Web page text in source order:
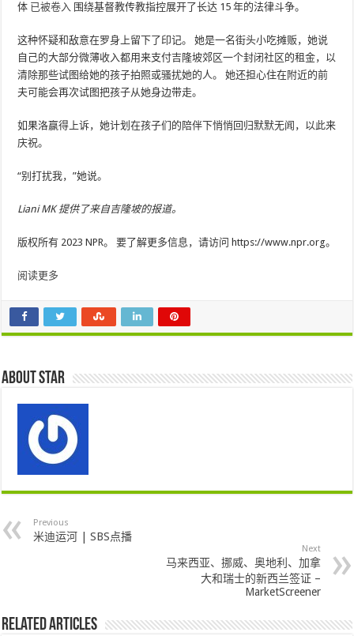
体 已被卷入 围绕基督教传教指控展开了长达 15 年的法律斗争。
这种怀疑和敌意在罗身上留下了印记。 她是一名街头小吃摊贩，她说
自己的大部分微薄收入都用来支付吉隆坡郊区一个封闭社区的租金，以
清除那些试图给她的孩子拍照或骚扰她的人。 她还担心住在附近的前
夫可能会再次试图把孩子从她身边带走。
如果洛赢得上诉，她计划在孩子们的陪伴下悄悄回归默默无闻，以此来
庆祝。
“别打扰我，”她说。
Liani MK 提供了来自吉隆坡的报道。
版权所有 2023 NPR。 要了解更多信息，请访问 https://www.npr.org。
阅读更多
About star
Previous
米迪运河 | SBS点播
Next
马来西亚、挪威、奥地利、加拿
大和瑞士的新西兰签证 –
MarketScreener
Related Articles